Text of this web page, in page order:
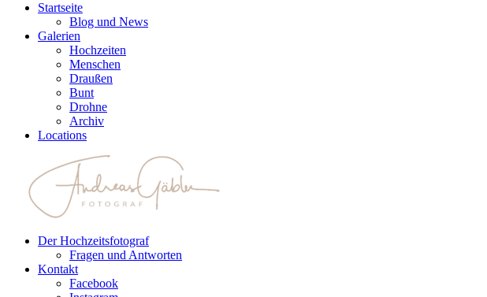
Startseite
Blog und News
Galerien
Hochzeiten
Menschen
Draußen
Bunt
Drohne
Archiv
Locations
Der Hochzeitsfotograf
Fragen und Antworten
Kontakt
Facebook